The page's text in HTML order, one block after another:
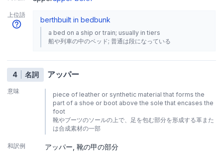
上位語
berthbuilt in bedbunk
a bed on a ship or train; usually in tiers
船や列車の中のベッド; 普通は段になっている
4 名詞 アッパー
意味
piece of leather or synthetic material that forms the
part of a shoe or boot above the sole that encases the
foot
靴やブーツのソールの上で、足を包む部分を形成する革また
は合成素材の一部
和訳例 アッパー 靴の甲の部分